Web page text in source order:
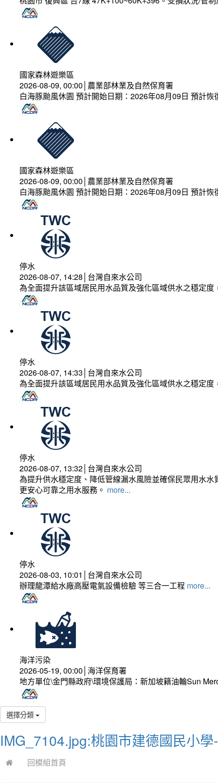
國家森林遊樂區
2026-08-09, 00:00│農業部林業及自然保育署
白海豚颱風休園 預計開始日期：2026年08月09日 預計
國家森林遊樂區
2026-08-09, 00:00│農業部林業及自然保育署
白海豚颱風休園 預計開始日期：2026年08月09日 預計
停水
2026-08-07, 14:28│台灣自來水公司
為全面提升該區域居民用水品質及強化區域供水之穩定
停水
2026-08-07, 14:33│台灣自來水公司
為全面提升該區域居民用水品質及強化區域供水之穩定
停水
2026-08-07, 13:32│台灣自來水公司
為提升供水穩定度、降低管線漏水風險並確保民眾用水
更安心可靠之用水服務。 more...
停水
2026-08-03, 10:01│台灣自來水公司
辦理龍潭給水廠高壓電氣設備檢驗 等三合一工程 more...
海洋污染
2026-05-19, 00:00│海洋保育署
地方單位\金門縣政府\環境保護局：新加坡籍油輪Sun
選擇分類
IMG_7104.jpg:桃園市建德國民小
回模組首頁